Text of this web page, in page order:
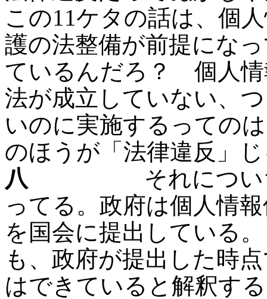
この11ケタの話は、個
護の法整備が前提にな
ているんだろ？ 個人情
法が成立していない、
いのに実施するっての
のほうが「法律違反」
八 それについちゃ
ってる。政府は個人情
を国会に提出している
も、政府が提出した時
はできていると解釈す